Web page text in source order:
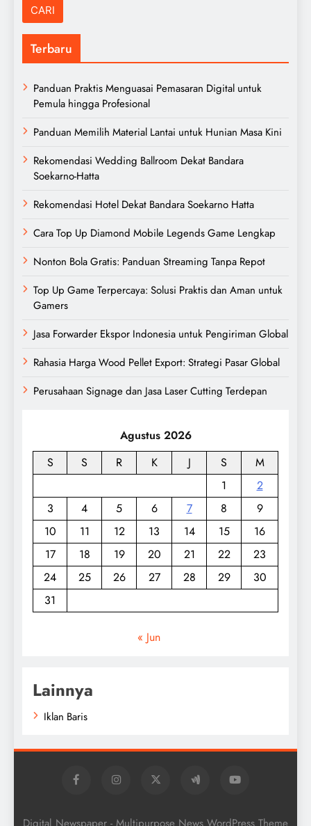
Terbaru
Panduan Praktis Menguasai Pemasaran Digital untuk
Pemula hingga Profesional
Panduan Memilih Material Lantai untuk Hunian Masa Kini
Rekomendasi Wedding Ballroom Dekat Bandara
Soekarno-Hatta
Rekomendasi Hotel Dekat Bandara Soekarno Hatta
Cara Top Up Diamond Mobile Legends Game Lengkap
Nonton Bola Gratis: Panduan Streaming Tanpa Repot
Top Up Game Terpercaya: Solusi Praktis dan Aman untuk
Gamers
Jasa Forwarder Ekspor Indonesia untuk Pengiriman Global
Rahasia Harga Wood Pellet Export: Strategi Pasar Global
Perusahaan Signage dan Jasa Laser Cutting Terdepan
Agustus 2026
S
S R K J S
M
1
2
3
4 5 6 7 8
9
10
11 12 13 14 15
16
17
18 19 20 21 22
23
24
25 26 27 28 29
30
31
« Jun
Lainnya
Iklan Baris